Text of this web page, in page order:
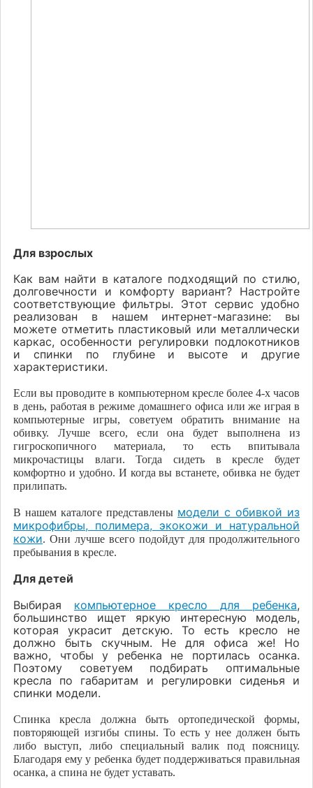
Для взрослых
Как вам найти в каталоге подходящий по стилю,
долговечности и комфорту вариант? Настройте
соответствующие фильтры. Этот сервис удобно
реализован в нашем интернет-магазине: вы
можете отметить пластиковый или металлически
каркас, особенности регулировки подлокотников
и спинки по глубине и высоте и другие
характеристики.
Если вы проводите в компьютерном кресле более 4-х часов
в день, работая в режиме домашнего офиса или же играя в
компьютерные игры, советуем обратить внимание на
обивку. Лучше всего, если она будет выполнена из
гигроскопичного материала, то есть впитывала
микрочастицы влаги. Тогда сидеть в кресле будет
комфортно и удобно. И когда вы встанете, обивка не будет
прилипать.
В нашем каталоге представлены модели с обивкой из
микрофибры, полимера, экокожи и натуральной
кожи. Они лучше всего подойдут для продолжительного
пребывания в кресле.
Для детей
Выбирая компьютерное кресло для ребенка,
большинство ищет яркую интересную модель,
которая украсит детскую. То есть кресло не
должно быть скучным. Не для офиса же! Но
важно, чтобы у ребенка не портилась осанка.
Поэтому советуем подбирать оптимальные
кресла по габаритам и регулировки сиденья и
спинки модели.
Спинка кресла должна быть ортопедической формы,
повторяющей изгибы спины. То есть у нее должен быть
либо выступ, либо специальный валик под поясницу.
Благодаря ему у ребенка будет поддерживаться правильная
осанка, а спина не будет уставать.